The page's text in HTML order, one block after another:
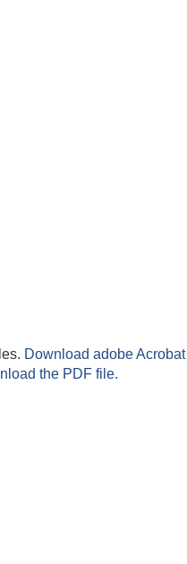
Download adobe Acrobat
the PDF file.